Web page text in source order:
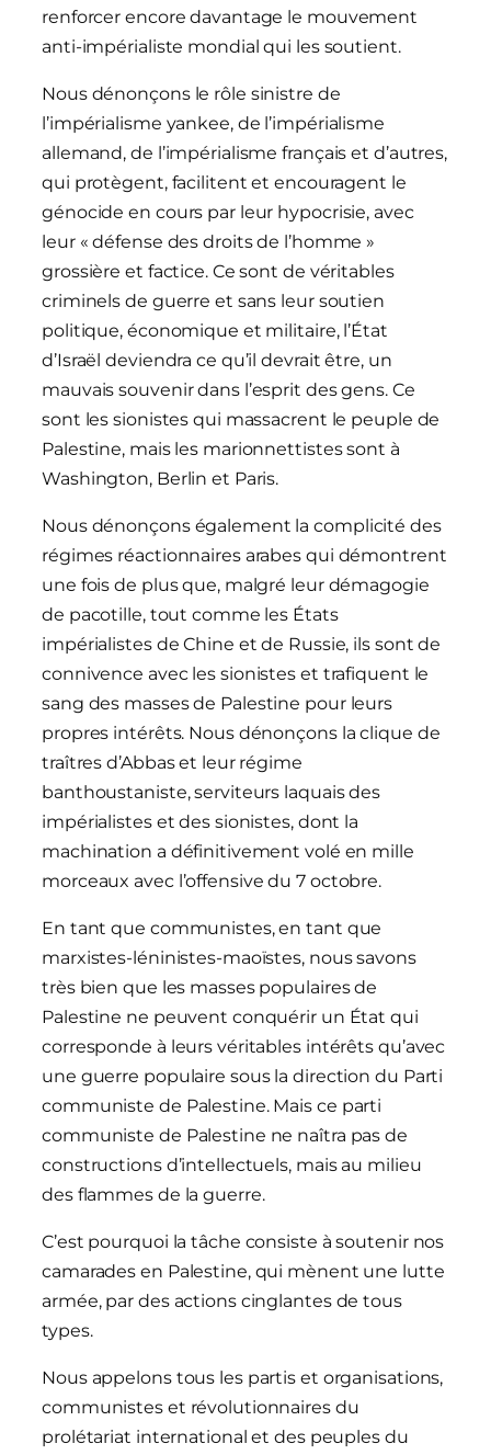
renforcer encore davantage le mouvement
anti-impérialiste mondial qui les soutient.
Nous dénonçons le rôle sinistre de
l’impérialisme yankee, de l’impérialisme
allemand, de l’impérialisme français et d’autres,
qui protègent, facilitent et encouragent le
génocide en cours par leur hypocrisie, avec
leur « défense des droits de l’homme »
grossière et factice. Ce sont de véritables
criminels de guerre et sans leur soutien
politique, économique et militaire, l’État
d’Israël deviendra ce qu’il devrait être, un
mauvais souvenir dans l’esprit des gens. Ce
sont les sionistes qui massacrent le peuple de
Palestine, mais les marionnettistes sont à
Washington, Berlin et Paris.
Nous dénonçons également la complicité des
régimes réactionnaires arabes qui démontrent
une fois de plus que, malgré leur démagogie
de pacotille, tout comme les États
impérialistes de Chine et de Russie, ils sont de
connivence avec les sionistes et trafiquent le
sang des masses de Palestine pour leurs
propres intérêts. Nous dénonçons la clique de
traîtres d’Abbas et leur régime
banthoustaniste, serviteurs laquais des
impérialistes et des sionistes, dont la
machination a définitivement volé en mille
morceaux avec l’offensive du 7 octobre.
En tant que communistes, en tant que
marxistes-léninistes-maoïstes, nous savons
très bien que les masses populaires de
Palestine ne peuvent conquérir un État qui
corresponde à leurs véritables intérêts qu’avec
une guerre populaire sous la direction du Parti
communiste de Palestine. Mais ce parti
communiste de Palestine ne naîtra pas de
constructions d’intellectuels, mais au milieu
des flammes de la guerre.
C’est pourquoi la tâche consiste à soutenir nos
camarades en Palestine, qui mènent une lutte
armée, par des actions cinglantes de tous
types.
Nous appelons tous les partis et organisations,
communistes et révolutionnaires du
prolétariat international et des peuples du